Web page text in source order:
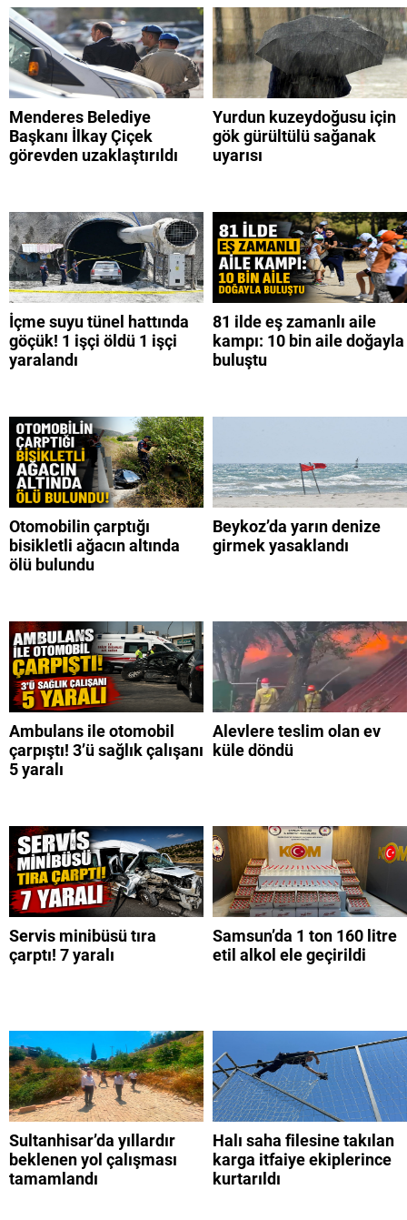
Menderes Belediye
Başkanı İlkay Çiçek
görevden uzaklaştırıldı
Yurdun kuzeydoğusu için
gök gürültülü sağanak
uyarısı
İçme suyu tünel hattında
göçük! 1 işçi öldü 1 işçi
yaralandı
81 ilde eş zamanlı aile
kampı: 10 bin aile doğayla
buluştu
Otomobilin çarptığı
bisikletli ağacın altında
ölü bulundu
Beykoz’da yarın denize
girmek yasaklandı
Ambulans ile otomobil
çarpıştı! 3’ü sağlık çalışanı
5 yaralı
Alevlere teslim olan ev
küle döndü
Servis minibüsü tıra
çarptı! 7 yaralı
Samsun’da 1 ton 160 litre
etil alkol ele geçirildi
Sultanhisar’da yıllardır
beklenen yol çalışması
tamamlandı
Halı saha filesine takılan
karga itfaiye ekiplerince
kurtarıldı